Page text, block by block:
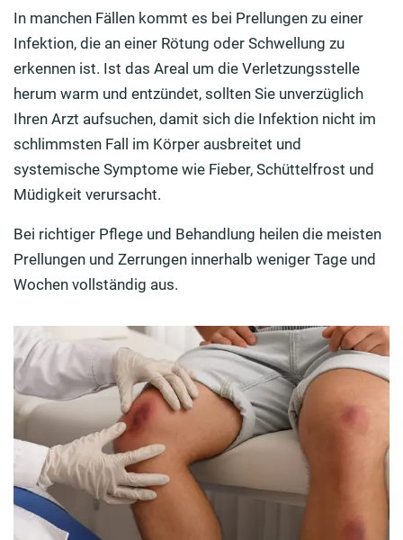
In manchen Fällen kommt es bei Prellungen zu einer
Infektion, die an einer Rötung oder Schwellung zu
erkennen ist. Ist das Areal um die Verletzungsstelle
herum warm und entzündet, sollten Sie unverzüglich
Ihren Arzt aufsuchen, damit sich die Infektion nicht im
schlimmsten Fall im Körper ausbreitet und
systemische Symptome wie Fieber, Schüttelfrost und
Müdigkeit verursacht.
Bei richtiger Pflege und Behandlung heilen die meisten
Prellungen und Zerrungen innerhalb weniger Tage und
Wochen vollständig aus.